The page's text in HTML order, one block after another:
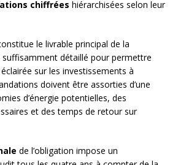
chiffrées hiérarchisées selon leur
le livrable principal de la
détaillé pour permettre
sur les investissements à
doivent être assorties d’une
d’énergie potentielles, des
et des temps de retour sur
de l’obligation impose un